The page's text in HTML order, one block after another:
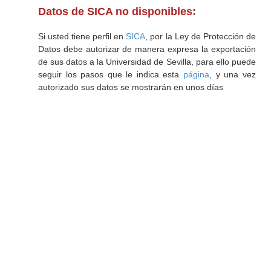
Datos de SICA no disponibles:
Si usted tiene perfil en SICA , por la Ley de Protección de
Datos debe autorizar de manera expresa la exportación
de sus datos a la Universidad de Sevilla, para ello puede
seguir los pasos que le indica esta página , y una vez
autorizado sus datos se mostrarán en unos días